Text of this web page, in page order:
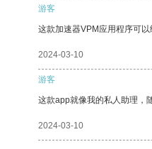
游客
这款加速器VPM应用程序可
2024-03-10
游客
这款app就像我的私人助理，
2024-03-10